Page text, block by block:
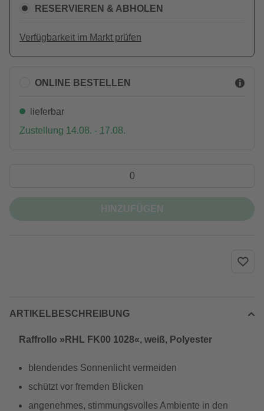
RESERVIEREN & ABHOLEN
Verfügbarkeit im Markt prüfen
ONLINE BESTELLEN
lieferbar
Zustellung 14.08. - 17.08.
ARTIKELBESCHREIBUNG
Raffrollo »RHL FK00 1028«, weiß, Polyester
blendendes Sonnenlicht vermeiden
schützt vor fremden Blicken
angenehmes, stimmungsvolles Ambiente in den